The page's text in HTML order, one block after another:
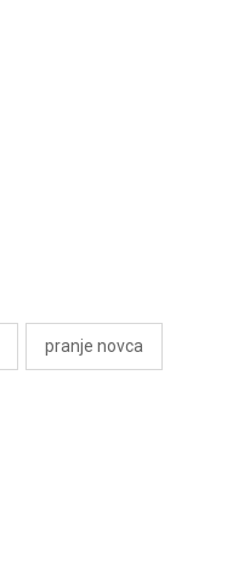
pranje novca